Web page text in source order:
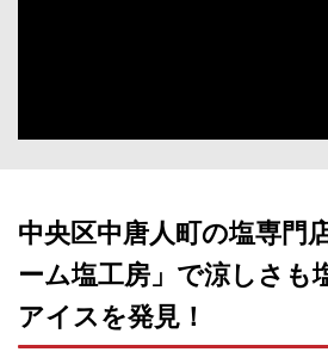
中央区中唐人町の塩専門
ーム塩工房」で涼しさも
アイスを発見！